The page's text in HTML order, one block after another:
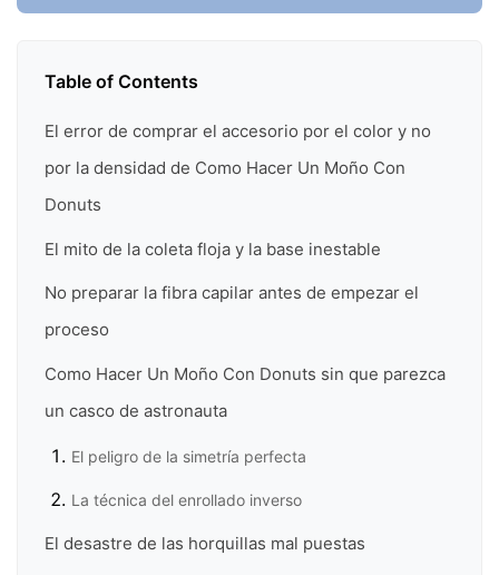
Table of Contents
El error de comprar el accesorio por el color y no
por la densidad de Como Hacer Un Moño Con
Donuts
El mito de la coleta floja y la base inestable
No preparar la fibra capilar antes de empezar el
proceso
Como Hacer Un Moño Con Donuts sin que parezca
un casco de astronauta
El peligro de la simetría perfecta
La técnica del enrollado inverso
El desastre de las horquillas mal puestas